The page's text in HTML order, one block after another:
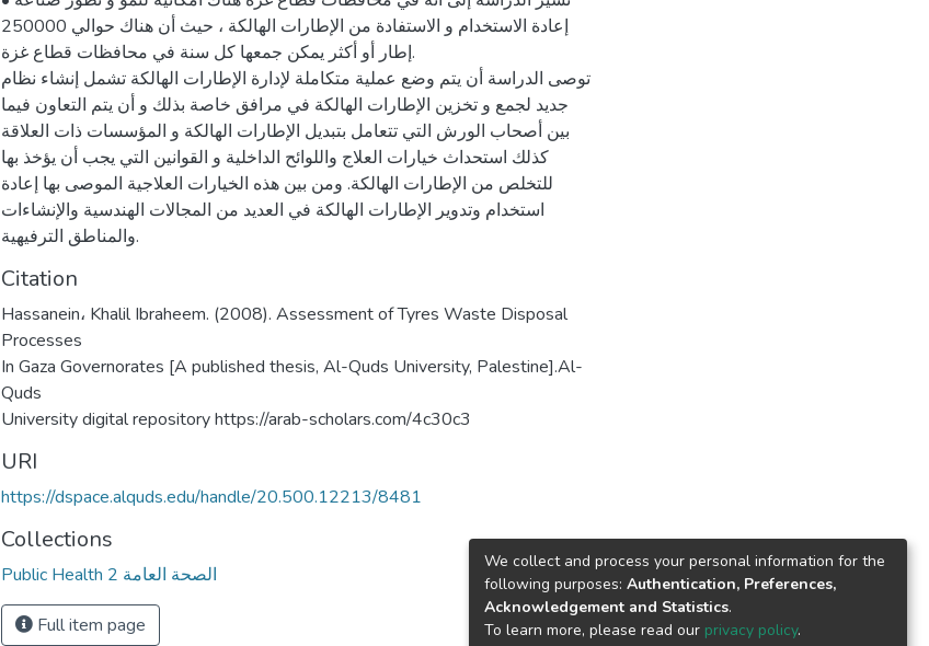
إعادة الاستخدام و الاستفادة من الإطارات الهالكة ، حيث أن هناك حوالي 250000
إطار أو أكثر يمكن جمعها كل سنة في محافظات قطاع غزة.
توصى الدراسة أن يتم وضع عملية متكاملة لإدارة الإطارات الهالكة تشمل إنشاء نظام
جديد لجمع و تخزين الإطارات الهالكة في مرافق خاصة بذلك و أن يتم التعاون فيما
بين أصحاب الورش التي تتعامل بتبديل الإطارات الهالكة و المؤسسات ذات العلاقة
كذلك استحداث خيارات العلاج واللوائح الداخلية و القوانين التي يجب أن يؤخذ بها
للتخلص من الإطارات الهالكة. ومن بين هذه الخيارات العلاجية الموصى بها إعادة
استخدام وتدوير الإطارات الهالكة في العديد من المجالات الهندسية والإنشاءات
والمناطق الترفيهية.
Citation
Hassanein، Khalil Ibraheem. (2008). Assessment of Tyres Waste Disposal
Processes
In Gaza Governorates [A published thesis, Al-Quds University, Palestine].Al-
Quds
University digital repository https://arab-scholars.com/4c30c3
URI
https://dspace.alquds.edu/handle/20.500.12213/8481
Collections
Public Health 2 الصحة العامة
Full item page
We collect and process your personal information for the
following purposes: Authentication, Preferences,
Acknowledgement and Statistics.
To learn more, please read our privacy policy.